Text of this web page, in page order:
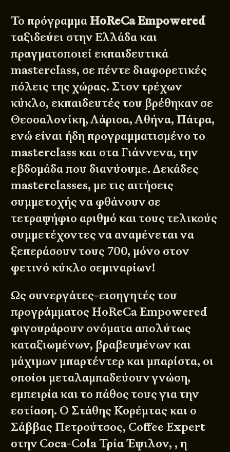
Το πρόγραμμα HoReCaEmpowered
ταξιδεύει στην Ελλάδα και
πραγματοποιεί εκπαιδευτικά
masterclass, σε πέντε διαφορετικές
πόλεις της χώρας. Στον τρέχων
κύκλο, εκπαιδευτές του βρέθηκαν σε
Θεσσαλονίκη, Λάρισα, Αθήνα, Πάτρα,
ενώ είναι ήδη προγραμματισμένο το
masterclass και στα Γιάννενα, την
εβδομάδα που διανύουμε. Δεκάδες
masterclasses, με τις αιτήσεις
συμμετοχής να φθάνουν σε
τετραψήφιο αριθμό και τους τελικούς
συμμετέχοντες να αναμένεται να
ξεπεράσουν τους 700, μόνο στον
φετινό κύκλο σεμιναρίων!
Ως συνεργάτες-εισηγητές του
προγράμματος HoReCa Empowered
φιγουράρουν ονόματα απολύτως
καταξιωμένων, βραβευμένων και
μάχιμων μπαρτέντερ και μπαρίστα, οι
οποίοι μεταλαμπαδεύουν γνώση,
εμπειρία και το πάθος τους για την
εστίαση. Ο Στάθης Κορέμτας και ο
Σάββας Πετρούτσος, Coffee Expert
στην Coca-Cola Τρία Έψιλον, , η